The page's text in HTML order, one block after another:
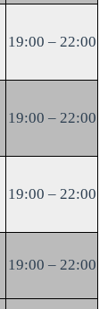
19:00 – 22:00
19:00 – 22:00
19:00 – 22:00
19:00 – 22:00